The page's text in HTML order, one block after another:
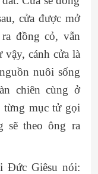
cửa được mở
đồng cỏ, vẫn
vậy, cánh cửa là
nuôi sống
chiên cùng ở
từng mục tử gọi
sẽ theo ông ra
Đức Giêsu nói: